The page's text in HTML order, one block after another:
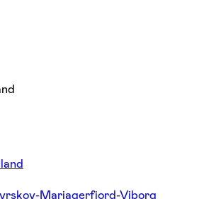
Mariagerfjord-Viborg